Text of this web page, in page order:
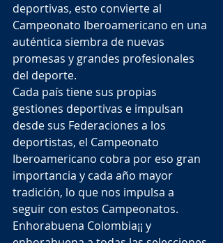
deportivas, esto convierte al
Campeonato Iberoamericano en una
auténtica siembra de nuevas
promesas y grandes profesionales
del deporte.
Cada país tiene sus propias
gestiones deportivas e impulsan
desde sus Federaciones a los
deportistas, el Campeonato
Iberoamericano cobra por eso gran
importancia y cada año mayor
tradición, lo que nos impulsa a
seguir con estos Campeonatos.
Enhorabuena Colombia¡¡ y